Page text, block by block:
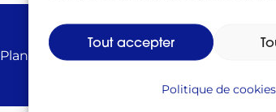
Tout accepter
Politique de cookies
Plan du site FAQ Accessibilité